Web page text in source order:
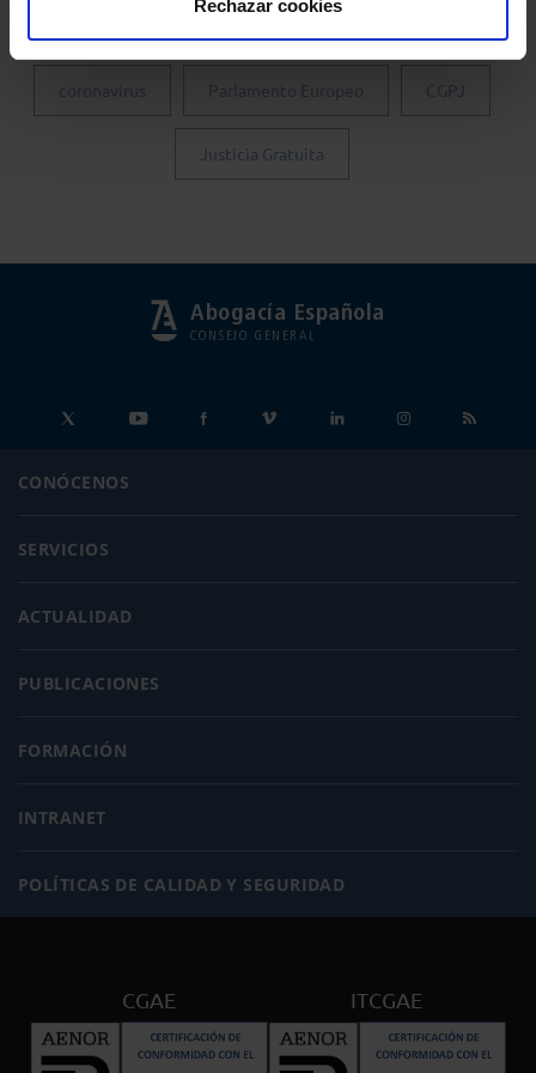
Rechazar cookies
coronavirus Parlamento Europeo CGPJ
Justicia Gratuita
Abogacía Española
CONSEJO GENERAL
CONÓCENOS
SERVICIOS
ACTUALIDAD
PUBLICACIONES
FORMACIÓN
INTRANET
POLÍTICAS DE CALIDAD Y SEGURIDAD
CGAE ITCGAE